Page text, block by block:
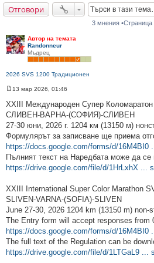
Отговори
3 мнения •Страница
Автор на темата
Randonneur
Мъдрец
2026 SVS 1200 Традиционен
н
е
н
и
13 мар 2026, 01:46
XXIII Международен Супер
СЛИВЕН-ВАРНА-(СОФИЯ)-СЛИВЕН
27-30 юни, 2026 г. 1204 км (13150 м)
Формулярът за записване ще приема
https://docs.google.com/forms/d/16M4BI0
Пълният текст на Наредбата може да се
https://drive.google.com/file/d/1HrLxhX ...
XXIII International Super Color Marathon
SLIVEN-VARNA-(SOFIA)-SLIVEN
June 27-30, 2026 1204 km (13150 m) non-
The Entry form will accept responses from
https://docs.google.com/forms/d/16M4BI0
The full text of the Regulation can be
https://drive.google.com/file/d/1LTGaL9 ...